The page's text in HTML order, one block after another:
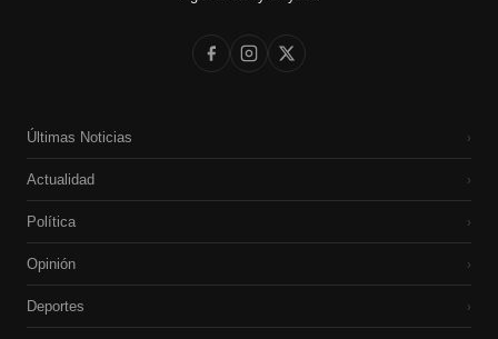
Últimas Noticias ›
Actualidad ›
Política ›
Opinión ›
Deportes ›